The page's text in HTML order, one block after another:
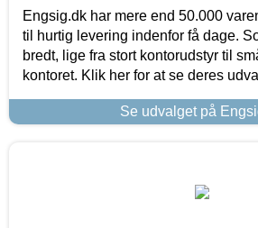
Engsig.dk har mere end 50.000
til hurtig levering indenfor få dage.
bredt, lige fra stort kontorudstyr til
kontoret. Klik her for at se deres
Se udvalget på